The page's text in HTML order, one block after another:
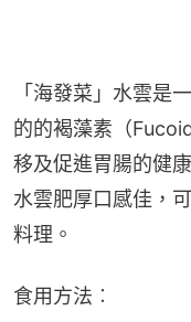
「海發菜」水雲是
的的褐藻素（
移及促進胃腸的健
水雲肥厚口感佳，
料理。
食用方法︰